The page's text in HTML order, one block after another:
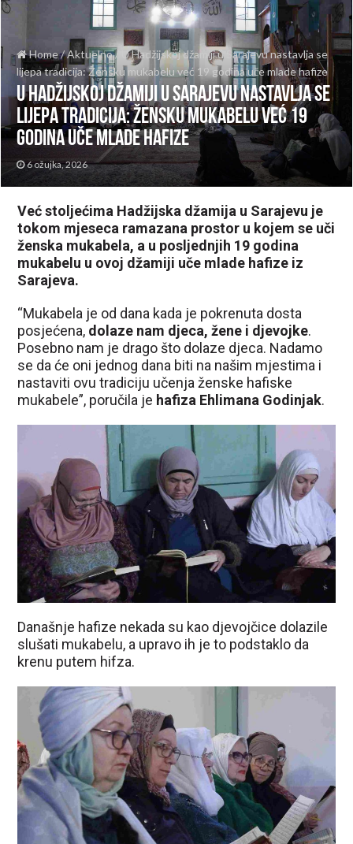
Home/Aktuelno/
U Hadžijskoj džamiji u Sarajevu nastavlja se
lijepa tradicija: Žensku mukabelu već 19 godina uče mlade hafize
U Hadžijskoj džamiji u Sarajevu nastavlja se
lijepa tradicija: Žensku mukabelu već 19
godina uče mlade hafize
6 ožujka, 2026
Već stoljećima Hadžijska džamija u Sarajevu je
tokom mjeseca ramazana prostor u kojem se uči
ženska mukabela, a u posljednjih 19 godina
mukabelu u ovoj džamiji uče mlade hafize iz
Sarajeva.
“Mukabela je od dana kada je pokrenuta dosta
posjećena, dolaze nam djeca, žene i djevojke.
Posebno nam je drago što dolaze djeca. Nadamo
se da će oni jednog dana biti na našim mjestima i
nastaviti ovu tradiciju učenja ženske hafiske
mukabele”, poručila je hafiza Ehlimana Godinjak.
Današnje hafize nekada su kao djevojčice dolazile
slušati mukabelu, a upravo ih je to podstaklo da
krenu putem hifza.